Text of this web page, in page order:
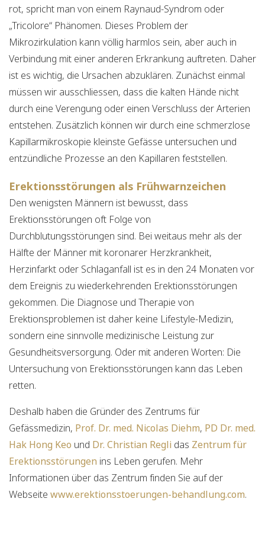
rot, spricht man von einem Raynaud-Syndrom oder
„Tricolore“ Phänomen. Dieses Problem der
Mikrozirkulation kann völlig harmlos sein, aber auch in
Verbindung mit einer anderen Erkrankung auftreten. Daher
ist es wichtig, die Ursachen abzuklären. Zunächst einmal
müssen wir ausschliessen, dass die kalten Hände nicht
durch eine Verengung oder einen Verschluss der Arterien
entstehen. Zusätzlich können wir durch eine schmerzlose
Kapillarmikroskopie kleinste Gefässe untersuchen und
entzündliche Prozesse an den Kapillaren feststellen.
Erektionsstörungen als Frühwarnzeichen
Den wenigsten Männern ist bewusst, dass
Erektionsstörungen oft Folge von
Durchblutungsstörungen sind. Bei weitaus mehr als der
Hälfte der Männer mit koronarer Herzkrankheit,
Herzinfarkt oder Schlaganfall ist es in den 24 Monaten vor
dem Ereignis zu wiederkehrenden Erektionsstörungen
gekommen. Die Diagnose und Therapie von
Erektionsproblemen ist daher keine Lifestyle-Medizin,
sondern eine sinnvolle medizinische Leistung zur
Gesundheitsversorgung. Oder mit anderen Worten: Die
Untersuchung von Erektionsstörungen kann das Leben
retten.
Deshalb haben die Gründer des Zentrums für
Gefässmedizin, Prof. Dr. med. Nicolas Diehm, PD Dr. med.
Hak Hong Keo und Dr. Christian Regli das Zentrum für
Erektionsstörungen ins Leben gerufen. Mehr
Informationen über das Zentrum finden Sie auf der
Webseite www.erektionsstoerungen-behandlung.com.